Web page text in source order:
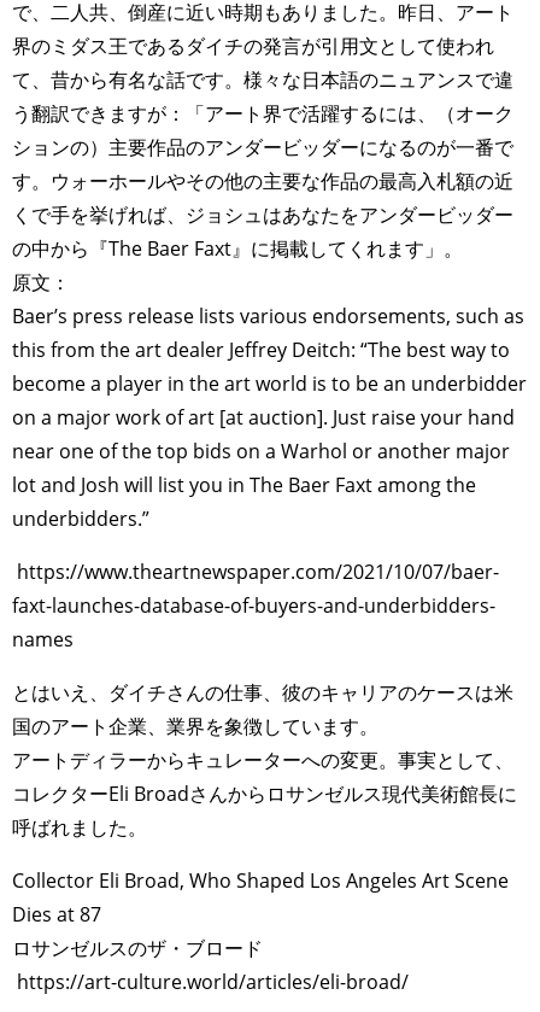
で、二人共、倒産に近い時期もありました。昨日、アート
界のミダス王であるダイチの発言が引用文として使われ
て、昔から有名な話です。様々な日本語のニュアンスで違
う翻訳できますが：「アート界で活躍するには、（オーク
ションの）主要作品のアンダービッダーになるのが一番で
す。ウォーホールやその他の主要な作品の最高入札額の近
くで手を挙げれば、ジョシュはあなたをアンダービッダー
の中から『The Baer Faxt』に掲載してくれます」。
原文：
Baer’s press release lists various endorsements, such as
this from the art dealer Jeffrey Deitch: “The best way to
become a player in the art world is to be an under­bidder
on a major work of art [at auction]. Just raise your hand
near one of the top bids on a Warhol or another major
lot and Josh will list you in The Baer Faxt among the
underbidders.”
https://www.theartnewspaper.com/2021/10/07/baer-
faxt-launches-database-of-buyers-and-underbidders-
names
とはいえ、ダイチさんの仕事、彼のキャリアのケースは米
国のアート企業、業界を象徴しています。
アートディラーからキュレーターへの変更。事実として、
コレクターEli Broadさんからロサンゼルス現代美術館長に
呼ばれました。
Collector Eli Broad, Who Shaped Los Angeles Art Scene
Dies at 87
ロサンゼルスのザ・ブロード
https://art-culture.world/articles/eli-broad/